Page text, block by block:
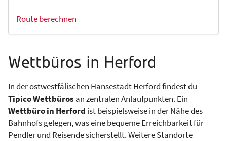
Route berechnen
Wettbüros in Herford
In der ostwestfälischen Hansestadt Herford findest du
Tipico Wettbüros an zentralen Anlaufpunkten. Ein
Wettbüro in Herford ist beispielsweise in der Nähe des
Bahnhofs gelegen, was eine bequeme Erreichbarkeit für
Pendler und Reisende sicherstellt. Weitere Standorte